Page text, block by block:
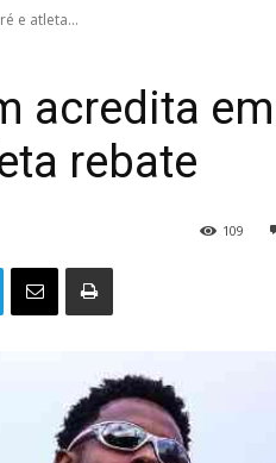
e atleta...
acredita em
rebate
109